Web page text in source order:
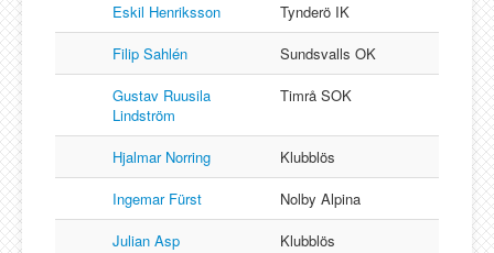
Eskil Henriksson
Tynderö IK
Filip Sahlén
Sundsvalls OK
Gustav Ruusila
Lindström
Timrå SOK
Hjalmar Norring
Klubblös
Ingemar Fürst
Nolby Alpina
Julian Asp
Klubblös